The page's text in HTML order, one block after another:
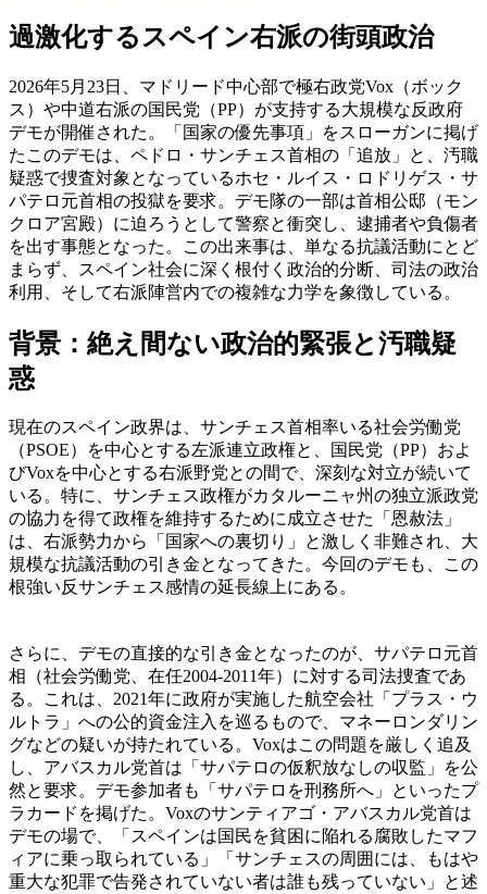
過激化するスペイン右派の街頭政治
2026年5月23日、マドリード中心部で極右政党Vox（ボック
ス）や中道右派の国民党（PP）が支持する大規模な反政府
デモが開催された。「国家の優先事項」をスローガンに掲げ
たこのデモは、ペドロ・サンチェス首相の「追放」と、汚職
疑惑で捜査対象となっているホセ・ルイス・ロドリゲス・サ
パテロ元首相の投獄を要求。デモ隊の一部は首相公邸（モン
クロア宮殿）に迫ろうとして警察と衝突し、逮捕者や負傷者
を出す事態となった。この出来事は、単なる抗議活動にとど
まらず、スペイン社会に深く根付く政治的分断、司法の政治
利用、そして右派陣営内での複雑な力学を象徴している。
背景：絶え間ない政治的緊張と汚職疑
惑
現在のスペイン政界は、サンチェス首相率いる社会労働党
（PSOE）を中心とする左派連立政権と、国民党（PP）およ
びVoxを中心とする右派野党との間で、深刻な対立が続いて
いる。特に、サンチェス政権がカタルーニャ州の独立派政党
の協力を得て政権を維持するために成立させた「恩赦法」
は、右派勢力から「国家への裏切り」と激しく非難され、大
規模な抗議活動の引き金となってきた。今回のデモも、この
根強い反サンチェス感情の延長線上にある。
さらに、デモの直接的な引き金となったのが、サパテロ元首
相（社会労働党、在任2004-2011年）に対する司法捜査であ
る。これは、2021年に政府が実施した航空会社「プラス・ウ
ルトラ」への公的資金注入を巡るもので、マネーロンダリン
グなどの疑いが持たれている。Voxはこの問題を厳しく追及
し、アバスカル党首は「サパテロの仮釈放なしの収監」を公
然と要求。デモ参加者も「サパテロを刑務所へ」といったプ
ラカードを掲げた。Voxのサンティアゴ・アバスカル党首は
デモの場で、「スペインは国民を貧困に陥れる腐敗したマフ
ィアに乗っ取られている」「サンチェスの周囲には、もはや
重大な犯罪で告発されていない者は誰も残っていない」と述